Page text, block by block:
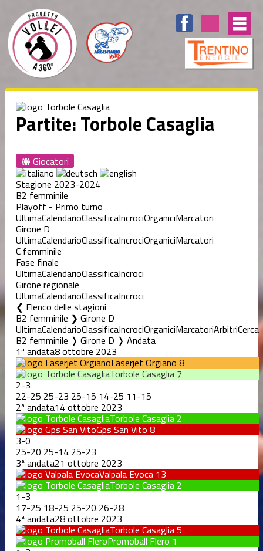
Partite: Torbole Casaglia
Giocatori
Stagione 2023-2024
B2 femminile
Playoff - Primo turno
UltimaCalendarioClassificaIncrociOrganiciMarcatori
Girone D
UltimaCalendarioClassificaIncrociOrganiciMarcatori
C femminile
Fase finale
UltimaCalendarioClassificaIncroci
Girone regionale
UltimaCalendarioClassificaIncroci
Elenco delle stagioni
B2 femminile ❯ Girone D
UltimaCalendarioClassificaIncrociOrganiciMarcatoriArbitriCerca
B2 femminile ❭ Girone D ❭ Andata
1ª andata8 ottobre 2023
Laserjet Orgiano 8
Torbole Casaglia 7
2-3
22-25 25-23 25-15 14-25 11-15
2ª andata14 ottobre 2023
Torbole Casaglia 2
Gps San Vito 8
3-0
25-20 25-14 25-23
3ª andata21 ottobre 2023
Valpala Evoca 13
Torbole Casaglia 2
1-3
17-25 18-25 25-20 26-28
4ª andata28 ottobre 2023
Torbole Casaglia5
Promoball Flero 1